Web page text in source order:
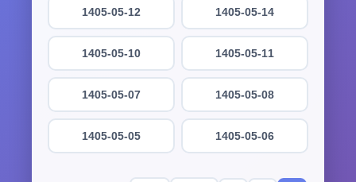
1405-05-14
1405-05-12
1405-05-11
1405-05-10
1405-05-08
1405-05-07
1405-05-06
1405-05-05